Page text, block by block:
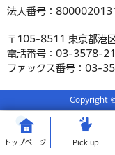
トップページ Pick up
法人番号：
〒105-8511 東京都港
電話番号：03-3578-
ファックス番号：03-
Copyright